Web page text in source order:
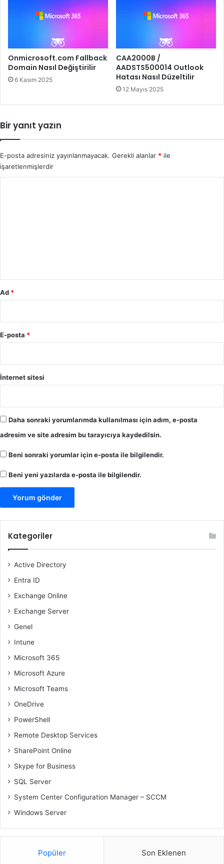
Onmicrosoft.com Fallback
Domain Nasıl Değiştirilir
6 Kasım 2025
CAA2000B /
AADSTS500014 Outlook
Hatası Nasıl Düzeltilir
12 Mayıs 2025
Bir yanıt yazın
E-posta adresiniz yayınlanmayacak. Gerekli alanlar * ile
işaretlenmişlerdir
Ad *
E-posta *
İnternet sitesi
Daha sonraki yorumlarımda kullanılması için adım, e-posta
adresim ve site adresim bu tarayıcıya kaydedilsin.
Beni sonraki yorumlar için e-posta ile bilgilendir.
Beni yeni yazılarda e-posta ile bilgilendir.
Kategoriler
Active Directory
Entra ID
Exchange Online
Exchange Server
Genel
Intune
Microsoft 365
Microsoft Azure
Microsoft Teams
OneDrive
PowerShell
Remote Desktop Services
SharePoint Online
Skype for Business
SQL Server
System Center Configuration Manager – SCCM
Windows Server
Popüler Son Eklenen